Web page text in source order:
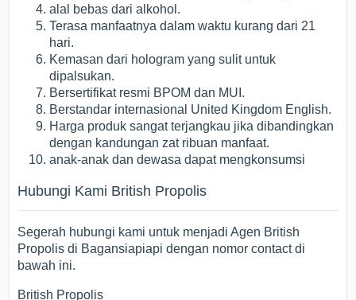
alal bebas dari alkohol.
Terasa manfaatnya dalam waktu kurang dari 21
hari.
Kemasan dari hologram yang sulit untuk
dipalsukan.
Bersertifikat resmi BPOM dan MUI.
Berstandar internasional United Kingdom English.
Harga produk sangat terjangkau jika dibandingkan
dengan kandungan zat ribuan manfaat.
anak-anak dan dewasa dapat mengkonsumsi
Hubungi Kami British Propolis
Segerah hubungi kami untuk menjadi Agen British
Propolis di Bagansiapiapi dengan nomor contact di
bawah ini.
British Propolis